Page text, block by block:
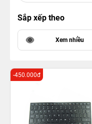
Sắp xếp theo
Xem nhiều
-450.000đ